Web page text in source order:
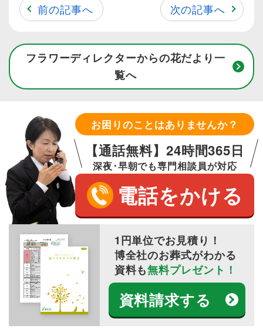
前の記事へ 次の記事へ
フラワーディレクターからの花だより一
覧へ
お困りのことはありませんか？
【通話無料】24時間365日
深夜･早朝でも専門相談員が対応
電話をかける
1円単位でお見積り！
博全社のお葬式がわかる
資料も無料プレゼント！
資料請求する